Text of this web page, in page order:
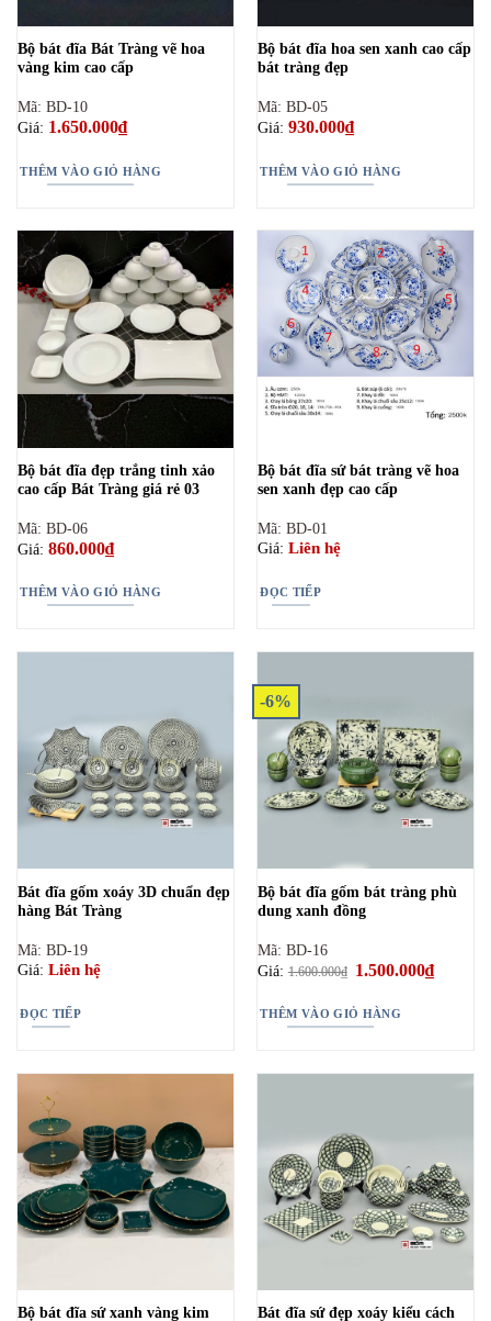
Bộ bát đĩa Bát Tràng vẽ hoa
vàng kim cao cấp
Mã: BD-10
Giá: 1.650.000₫
THÊM VÀO GIỎ HÀNG
Bộ bát đĩa hoa sen xanh cao cấp
bát tràng đẹp
Mã: BD-05
Giá: 930.000₫
THÊM VÀO GIỎ HÀNG
Bộ bát đĩa đẹp trắng tinh xảo
cao cấp Bát Tràng giá rẻ 03
Mã: BD-06
Giá: 860.000₫
THÊM VÀO GIỎ HÀNG
Bộ bát đĩa sứ bát tràng vẽ hoa
sen xanh đẹp cao cấp
Mã: BD-01
Giá: Liên hệ
ĐỌC TIẾP
Bát đĩa gốm xoáy 3D chuẩn đẹp
hàng Bát Tràng
Mã: BD-19
Giá: Liên hệ
ĐỌC TIẾP
-6%
Bộ bát đĩa gốm bát tràng phù
dung xanh đồng
Mã: BD-16
Giá:1.600.000₫ Giá
gốc
1.600.000₫.
1.500.000₫Giá
hiện
THÊM VÀO GIỎ HÀNG
Bộ bát đĩa sứ xanh vàng kim Bát đĩa sứ đẹp xoáy kiểu cách